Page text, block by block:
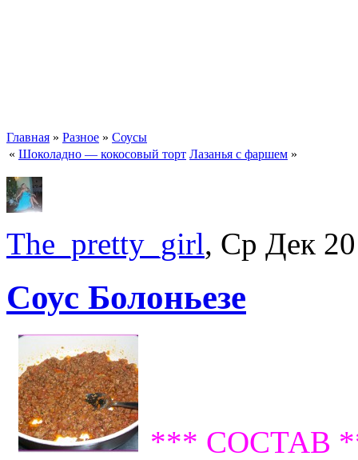
Главная » Разное » Соусы
« Шоколадно — кокосовый торт Лазанья с фаршем »
The_pretty_girl, Ср Дек
Соус Болоньезе
*** СОСТАВ